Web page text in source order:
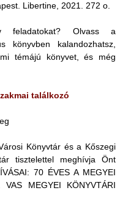
Libertine, 2021. 272 o.
feladatokat? Olvass a
könyvben kalandozhatsz,
témájú könyvet, és még
találkozó
Könyvtár és a Kőszegi
tisztelettel meghívja Önt
70 ÉVES A MEGYEI
MEGYEI KÖNYVTÁRI